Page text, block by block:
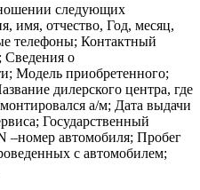
следующих
имя, отчество, Год, месяц,
телефоны; Контактный
Сведения о
Модель приобретенного;
дилерского центра, где
а/м; Дата выдачи
Государственный
–номер автомобиля; Пробег
с автомобилем;